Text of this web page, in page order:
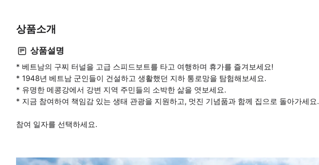
상품소개
상품설명
* 베트남의 구찌 터널을 고급 스피드보트를 타고 여행하며 휴가를 즐겨보세요!
* 1948년 베트남 군인들이 건설하고 생활했던 지하 통로망을 탐험해보세요.
* 유명한 메콩강에서 강변 지역 주민들의 소박한 삶을 엿보세요.
* 지금 참여하여 책임감 있는 생태 관광을 지원하고, 멋진 기념품과 함께 집으로 돌아가세요.
참여 일자를 선택하세요.